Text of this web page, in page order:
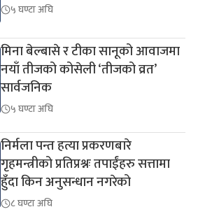
५ घण्टा अघि
मिना बेल्बासे र टीका सानूको आवाजमा
नयाँ तीजको कोसेली ‘तीजको व्रत’
सार्वजनिक
५ घण्टा अघि
निर्मला पन्त हत्या प्रकरणबारे
गृहमन्त्रीको प्रतिप्रश्नः तपाईंहरु सत्तामा
हुँदा किन अनुसन्धान नगरेको
८ घण्टा अघि